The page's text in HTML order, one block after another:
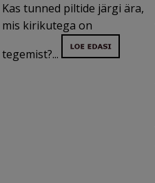
Kas tunned piltide järgi ära,
mis kirikutega on
tegemist?...